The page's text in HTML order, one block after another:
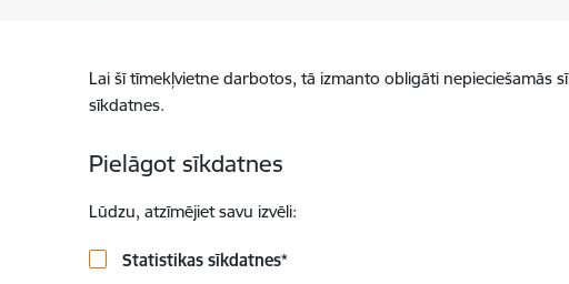
Lai šī tīmekļvietne darbotos, tā izmanto obligāti nepieciešamās
sīkdatnes.
Pielāgot sīkdatnes
Lūdzu, atzīmējiet savu izvēli:
Statistikas sīkdatnes*